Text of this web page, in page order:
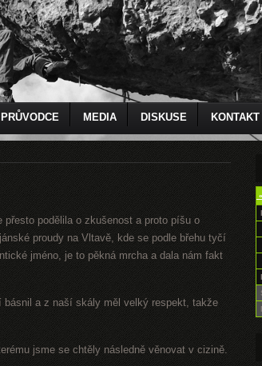
PRŮVODCE MEDIA DISKUSE KONTAKT
podělila o zkušenost a proto píšu o
proudy na Vltavě, kde se podle břehu tyčí
jméno, je to pěkná mrcha a dala nám fakt
a z naší skály měl velký respekt, takže
jsme se chtěly následně věnovat v cizině.
«